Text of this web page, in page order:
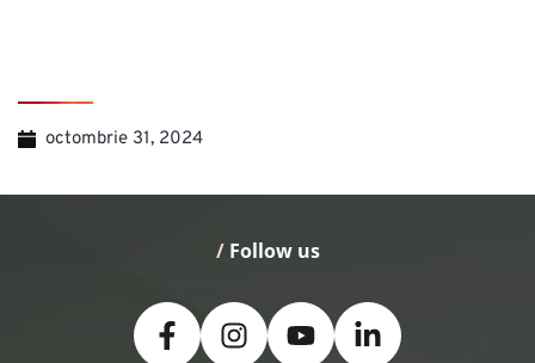
octombrie 31, 2024
/ Follow us